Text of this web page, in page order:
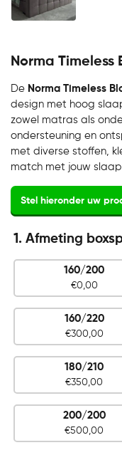
Norma Timeless
De Norma Timeless
design met hoog
zowel matras als
ondersteuning en
met diverse stoffen,
match met jouw
Stel hieronder uw
1 Afmeting
boxspring
160/200
€0,00
160/220
€300,00
180/210
€350,00
200/200
€500,00